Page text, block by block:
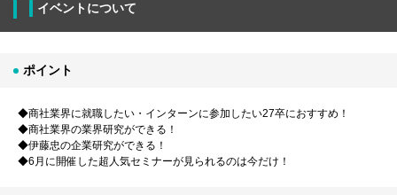
イベントについて
ポイント
◆商社業界に就職したい・インターンに参加したい27卒におすすめ！
◆商社業界の業界研究ができる！
◆伊藤忠の企業研究ができる！
◆6月に開催した超人気セミナーが見られるのは今だけ！